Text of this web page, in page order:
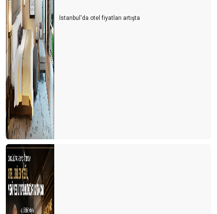
İstanbul'da otel fiyatları artışta